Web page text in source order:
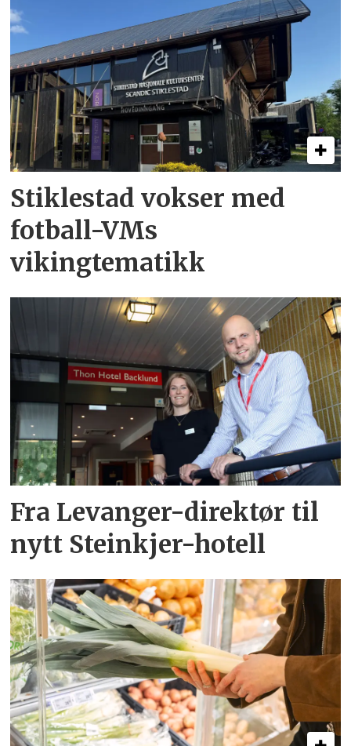
Stiklestad vokser med
fotball-VMs
vikingtematikk
Fra Levanger-direktør til
nytt Steinkjer-hotell